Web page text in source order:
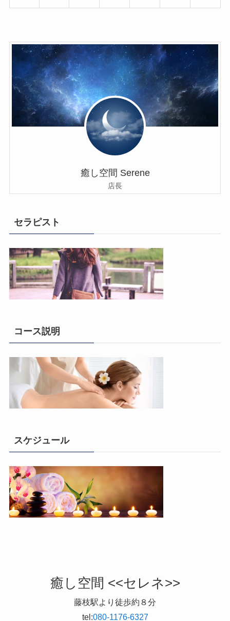
癒し空間 Serene
店長
セラピスト
コース説明
スケジュール
癒し空間 <<セレネ>>
藤枝駅より徒歩約８分
tel:080-1176-6327